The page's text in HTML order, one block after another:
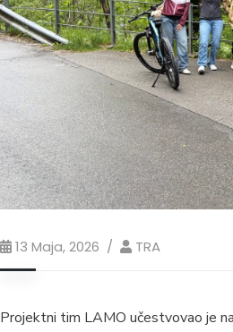
13 Maja, 2026 TRA
Projektni tim LAMO učestvovao je